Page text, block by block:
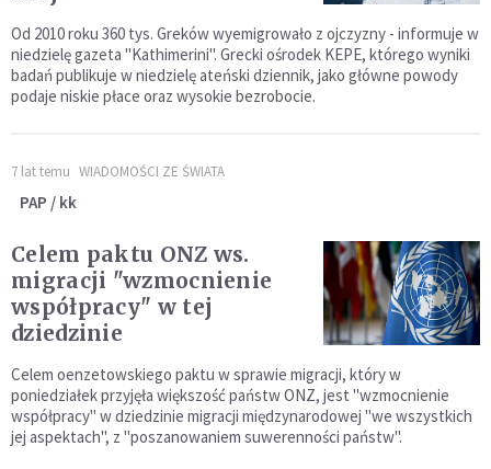
Od 2010 roku 360 tys. Greków wyemigrowało z ojczyzny - informuje w
niedzielę gazeta "Kathimerini". Grecki ośrodek KEPE, którego wyniki
badań publikuje w niedzielę ateński dziennik, jako główne powody
podaje niskie płace oraz wysokie bezrobocie.
7 lat temu WIADOMOŚCI ZE ŚWIATA
PAP / kk
Celem paktu ONZ ws.
migracji "wzmocnienie
współpracy" w tej
dziedzinie
Celem oenzetowskiego paktu w sprawie migracji, który w
poniedziałek przyjęła większość państw ONZ, jest "wzmocnienie
współpracy" w dziedzinie migracji międzynarodowej "we wszystkich
jej aspektach", z "poszanowaniem suwerenności państw".